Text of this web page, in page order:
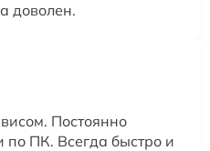
доволен.
Постоянно
ПК. Всегда быстро и